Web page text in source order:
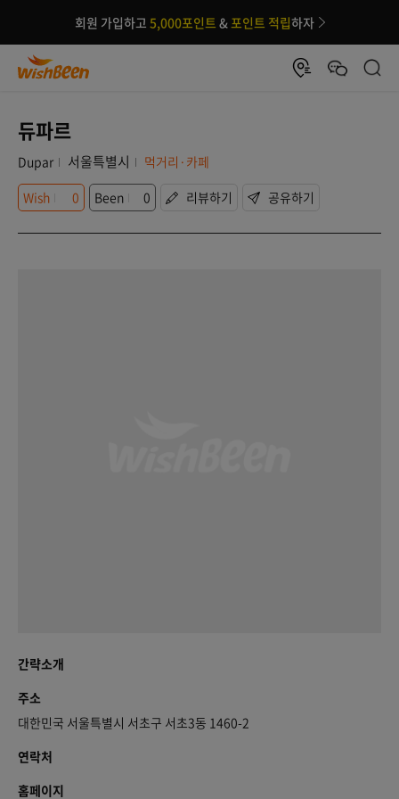
회원 가입하고 5,000포인트 &포인트 적립하자
듀파르
Dupar 서울특별시
먹거리·카페
Wish
0 Been 0 리뷰하기 공유하기
간략소개
주소
대한민국 서울특별시 서초구 서초3동 1460-2
연락처
홈페이지